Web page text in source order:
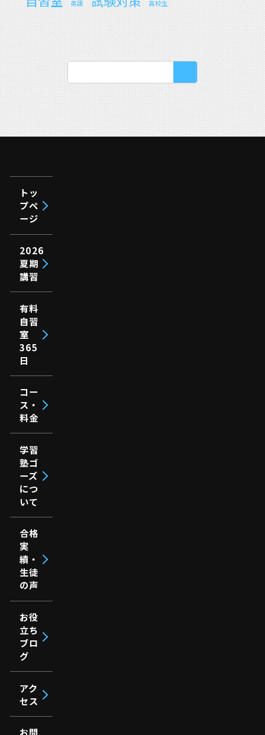
英語 高校生
トッ
プペ
ージ
2026
夏期
講習
有料
自習
室
365
日
コー
ス・
料金
学習
塾ゴ
ーズ
につ
いて
合格
実
績・
生徒
の声
お役
立ち
ブロ
グ
アク
セス
お問